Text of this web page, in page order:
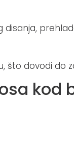
što dovodi do
kod